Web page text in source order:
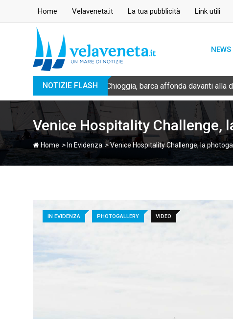
Home Velaveneta.it La tua pubblicità Link utili
NEWS
NOTIZIE FLASH Chioggia, barca affonda davanti alla
Venice Hospitality Challenge,
Home > In Evidenza>Venice Hospitality Challenge, la
IN EVIDENZA PHOTOGALLERY VIDEO